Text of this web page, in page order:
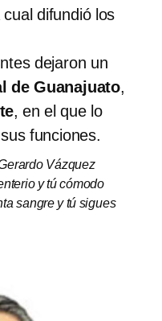
cual difundió los
dejaron un
de Guanajuato,
, en el que lo
funciones.
Vázquez
y tú cómodo
sangre y tú sigues